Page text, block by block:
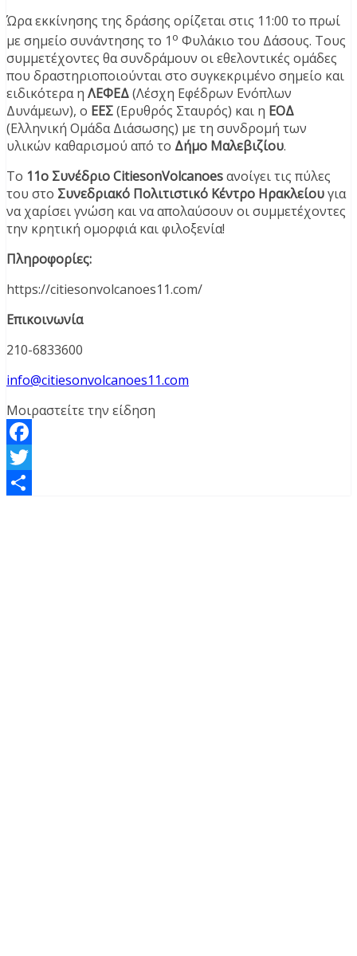
Ώρα εκκίνησης της δράσης ορίζεται στις 11:00 το πρωί
με σημείο συνάντησης το 1ο Φυλάκιο του Δάσους. Τους
συμμετέχοντες θα συνδράμουν οι εθελοντικές ομάδες
που δραστηριοποιούνται στο συγκεκριμένο σημείο και
ειδικότερα η ΛΕΦΕΔ(Λέσχη Εφέδρων Ενόπλων
Δυνάμεων), ο ΕΕΣ(Ερυθρός Σταυρός) και η ΕΟΔ
(Ελληνική Ομάδα Διάσωσης) με τη συνδρομή των
υλικών καθαρισμού από το Δήμο Μαλεβιζίου.
Το 11ο ΣυνέδριοCitiesonVolcanoesανοίγει τις πύλες
του στο Συνεδριακό Πολιτιστικό Κέντρο Ηρακλείουγια
να χαρίσει γνώση και να απολαύσουν οι συμμετέχοντες
την κρητική ομορφιά και φιλοξενία!
Πληροφορίες:
https://citiesonvolcanoes11.com/
Επικοινωνία
210-6833600
info@citiesonvolcanoes11.com
Μοιραστείτε την είδηση
Facebook
Twitter